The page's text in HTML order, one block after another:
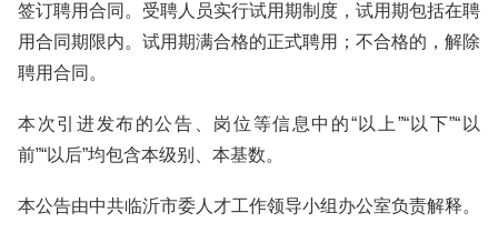
签订聘用合同。受聘人员实行试用期制度，试用期包括在聘
用合同期限内。试用期满合格的正式聘用；不合格的，解除
聘用合同。
本次引进发布的公告、岗位等信息中的“以上”“以下”“以
前”“以后”均包含本级别、本基数。
本公告由中共临沂市委人才工作领导小组办公室负责解释。